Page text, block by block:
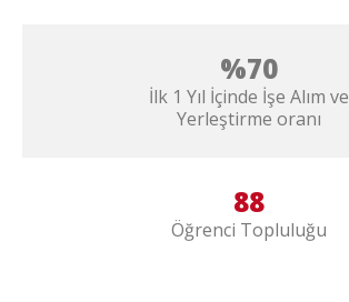
%70
İlk 1 Yıl İçinde İşe Alım ve
Yerleştirme oranı
88
Öğrenci Topluluğu